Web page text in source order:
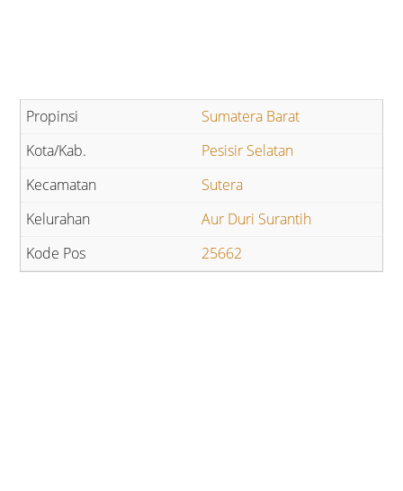
Sumatera Barat
Pesisir Selatan
Sutera
Aur Duri Surantih
25662